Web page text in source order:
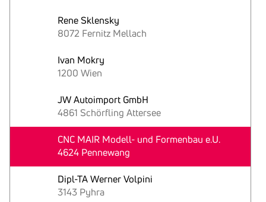
Rene Sklensky
8072 Fernitz Mellach
Ivan Mokry
1200 Wien
JW Autoimport GmbH
4861 Schörfling Attersee
CNC MAIR Modell- und Formenbau e.U.
4624 Pennewang
Dipl-TA Werner Volpini
3143 Pyhra